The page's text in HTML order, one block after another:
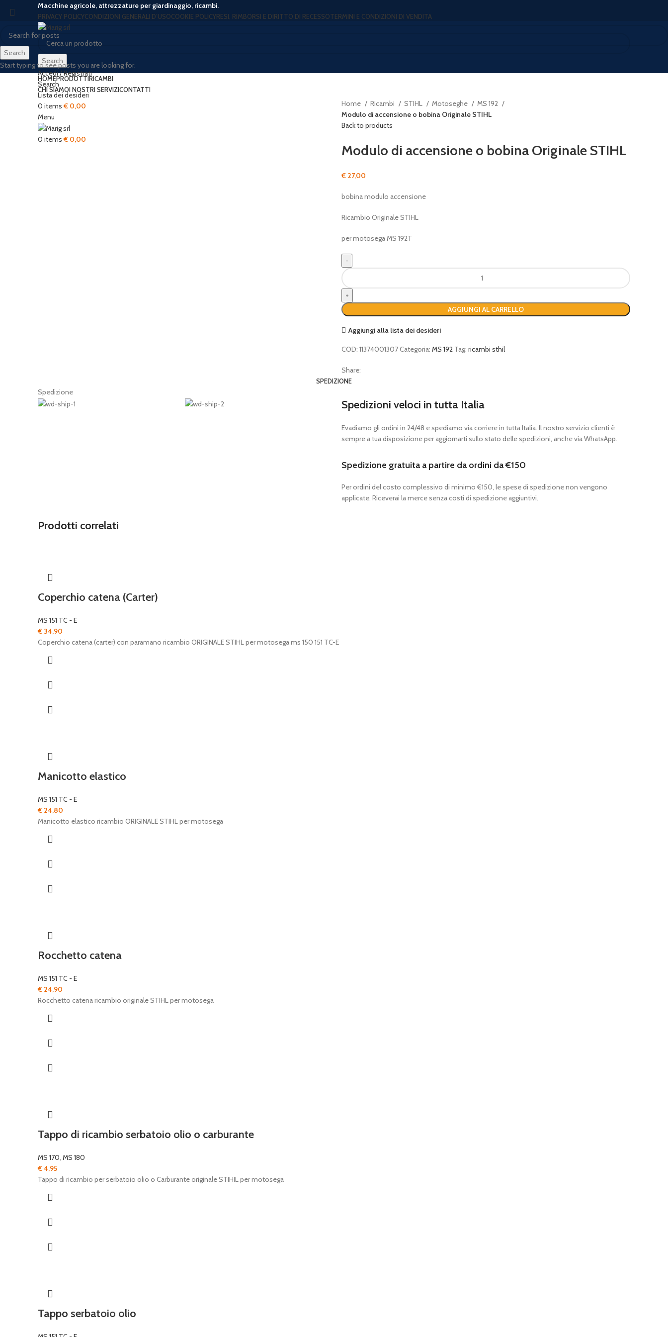
Macchine agricole, attrezzature per giardinaggio, ricambi.
PRIVACY POLICYCONDIZIONI GENERALI D’USOCOOKIE POLICYRESI, RIMBORSI E DIRITTO DI RECESSOTERMINI E CONDIZIONI DI VENDITA
Search
Accedi / Registrati
Search
Lista dei desideri
0 items € 0,00
Menu
0 items € 0,00
HOMEPRODOTTIRICAMBI
CHI SIAMOI NOSTRI SERVIZICONTATTI
Home Ricambi STIHL Motoseghe
MS 192
Modulo di accensione o bobina Originale STIHL
Back to products
Modulo di accensione o bobina Originale STIHL
€ 27,00
bobina modulo accensione
Ricambio Originale STIHL
per motosega MS 192T
Modulo
di
accensione
o
bobina
Originale
quantità
AGGIUNGI AL CARRELLO
Aggiungi alla lista dei desideri
COD: 11374001307Categoria: MS 192 Tag: ricambi sthil
Share:
SPEDIZIONE
Spedizione
Spedizioni veloci in tutta Italia
Evadiamo gli ordini in 24/48 e spediamo via corriere in tutta Italia. Il nostro servizio clienti è
sempre a tua disposizione per aggiornarti sullo stato delle spedizioni, anche via WhatsApp.
Spedizione gratuita a partire da ordini da €150
Per ordini del costo complessivo di minimo €150, le spese di spedizione non vengono
applicate. Riceverai la merce senza costi di spedizione aggiuntivi.
Prodotti correlati
Coperchio catena (Carter)
MS 151 TC - E
€ 34,90
Coperchio catena (carter) con paramano ricambio ORIGINALE STIHL per motosega ms 150 151 TC-E
Manicotto elastico
MS 151 TC - E
€ 24,80
Manicotto elastico ricambio ORIGINALE STIHL per motosega
Rocchetto catena
MS 151 TC - E
€ 24,90
Rocchetto catena ricambio originale STIHL per motosega
Tappo di ricambio serbatoio olio o carburante
MS 170, MS 180
€4,95
Tappo di ricambio per serbatoio olio o Carburante originale STIHIL per motosega
Tappo serbatoio olio
Search
Start typing to see posts you are looking for.